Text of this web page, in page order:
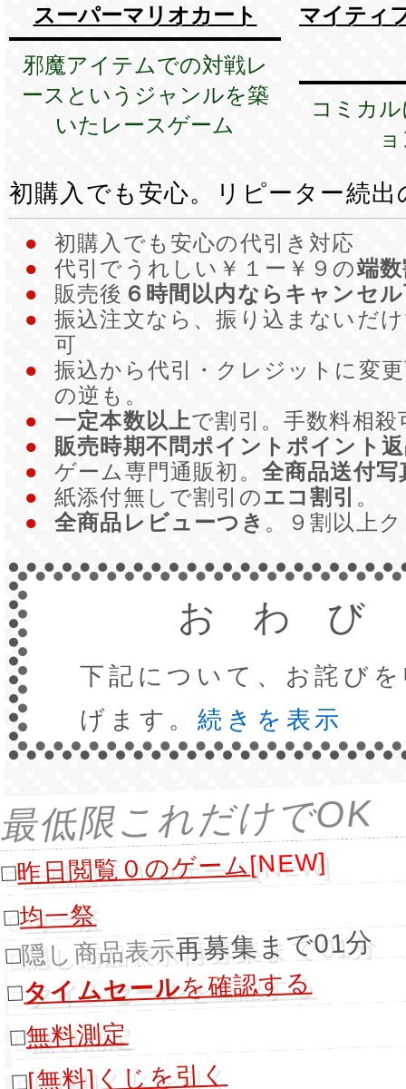
スーパーマリオカート
邪魔アイテムでの対戦レ
ースというジャンルを築
いたレースゲーム
マイティ
コミカ
初購入でも安心。リピーター続出
●
初購入でも安心の代引き対応
●
代引でうれしい￥１ー￥９の端
●
販売後 ６時間以内ならキャンセ
●
振込注文なら、振り込まないだ
可
●
振込から代引・クレジットに変
の逆も。
●
一定本数以上で割引。手数料相
●
販売時期不問ポイントポイント
●
ゲーム専門通販初。 全商品送付写
●
紙添付無しで割引のエコ割引 。
●
全商品レビューつき 。９割以上
おわび
下記について、お詫び
げます。続きを表示
低限これだけでOK
□昨日閲覧０のゲーム[NEW]
□均一祭
□隠し商品表示再募集まで01分
□タイムセールを確認する
□無料測定
□[無料]くじを引く